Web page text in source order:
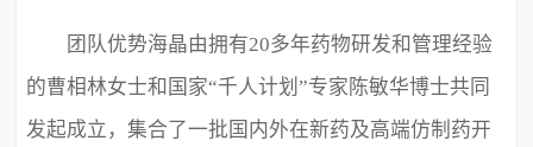
极致、超越” ...
团队优势海晶由拥有20多年药物研发和管理经验
的曹相林女士和国家“千人计划”专家陈敏华博士共同
发起成立，集合了一批国内外在新药及高端仿制药开